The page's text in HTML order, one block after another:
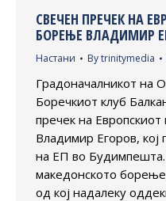
СВЕЧЕН ПРЕЧЕК НА
БОРЕЊЕ ВЛАДИМИР
Настани Bytrinitymedia
Градоначалникот на
Боречкиот клуб
пречек на
Владимир Егоров, кој
на ЕП во Будимпешта.
македонското
од кој надалеку